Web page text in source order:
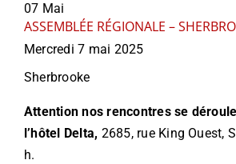
07 Mai
ASSEMBLÉE RÉGIONALE –
Mercredi 7 mai 2025
Sherbrooke
Attention nos rencontres se
l’hôtel Delta, 2685, rue King Ouest,
h.